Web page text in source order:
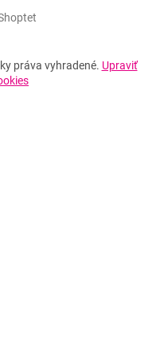
práva vyhradené. Upraviť